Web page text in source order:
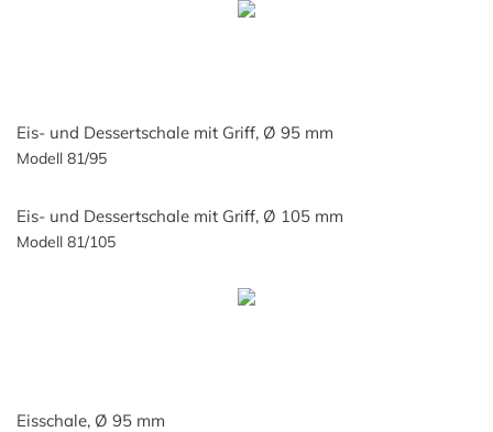
Eis- und Dessertschale mit Griff, Ø 95 mm
Modell 81/95
Eis- und Dessertschale mit Griff, Ø 105 mm
Modell 81/105
Eisschale, Ø 95 mm